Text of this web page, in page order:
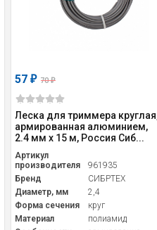
57₽ 70₽
Леска для триммера
армированная алюминием,
2.4 мм х 15 м, Россия Сиб...
Артикул
производителя
961935
Бренд
СИБРТЕХ
Диаметр, мм
2,4
Форма сечения
круг
Материал
полиамид